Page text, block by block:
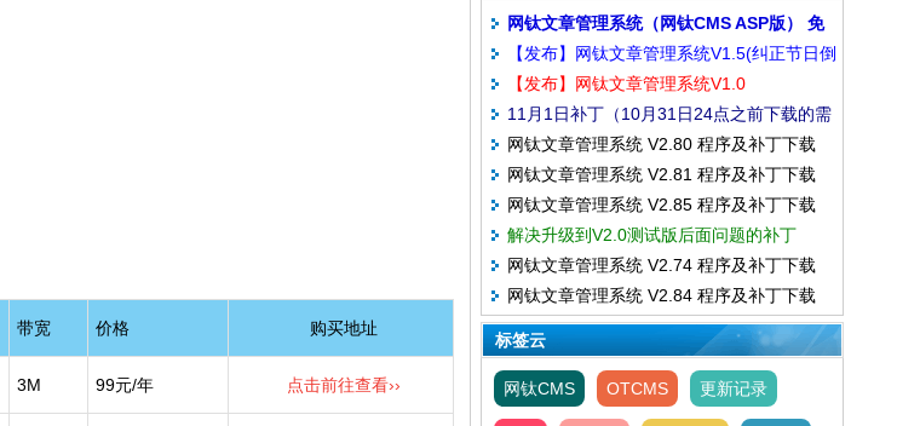
带宽 价格 购买地址
3M 99元/年 点击前往查看››
网钛文章管理系统（网钛CMS ASP版） 免
费版 v2.97 资源下载
【发布】网钛文章管理系统V1.5(纠正节日倒
计时问题)
【发布】网钛文章管理系统V1.0
11月1日补丁（10月31日24点之前下载的需
打补丁）
网钛文章管理系统 V2.80 程序及补丁下载
网钛文章管理系统 V2.81 程序及补丁下载
网钛文章管理系统 V2.85 程序及补丁下载
解决升级到V2.0测试版后面问题的补丁
网钛文章管理系统 V2.74 程序及补丁下载
网钛文章管理系统 V2.84 程序及补丁下载
标签云
网钛CMS OTCMS 更新记录